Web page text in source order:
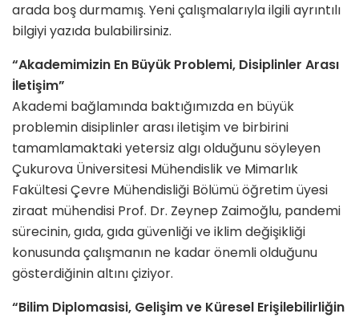
arada boş durmamış. Yeni çalışmalarıyla ilgili ayrıntılı
bilgiyi yazıda bulabilirsiniz.
“Akademimizin En Büyük Problemi, Disiplinler Arası
İletişim”
Akademi bağlamında baktığımızda en büyük
problemin disiplinler arası iletişim ve birbirini
tamamlamaktaki yetersiz algı olduğunu söyleyen
Çukurova Üniversitesi Mühendislik ve Mimarlık
Fakültesi Çevre Mühendisliği Bölümü öğretim üyesi
ziraat mühendisi Prof. Dr. Zeynep Zaimoğlu, pandemi
sürecinin, gıda, gıda güvenliği ve iklim değişikliği
konusunda çalışmanın ne kadar önemli olduğunu
gösterdiğinin altını çiziyor.
“Bilim Diplomasisi, Gelişim ve Küresel Erişilebilirliğin